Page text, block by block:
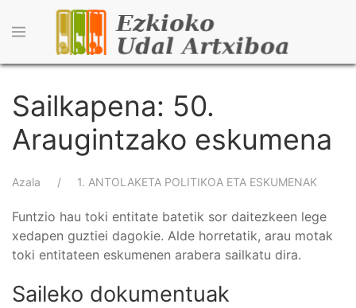
to
content
Sailkapena: 50.
Araugintzako eskumena
Breadcrumb
Azala 1. ANTOLAKETA POLITIKOA ETA ESKUMENAK
Funtzio hau toki entitate batetik sor daitezkeen lege
xedapen guztiei dagokie. Alde horretatik, arau motak
toki entitateen eskumenen arabera sailkatu dira.
Saileko dokumentuak